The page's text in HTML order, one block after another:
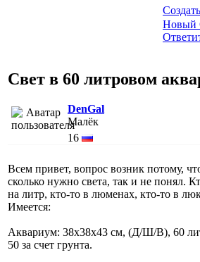
Новый
Свет в 60 литровом
DenGal
Малёк
16
Всем привет, вопрос возник потому,
сколько нужно света, так и не понял.
на литр, кто-то в люменах, кто-то в
Имеется:
Аквариум: 38х38х43 см, (Д/Ш/В), 60
50 за счет грунта.